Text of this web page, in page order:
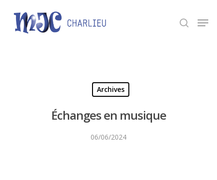
Archives
Échanges en musique
06/06/2024